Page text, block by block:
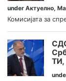
under Актуелно,
Комисијата за
ТИ,